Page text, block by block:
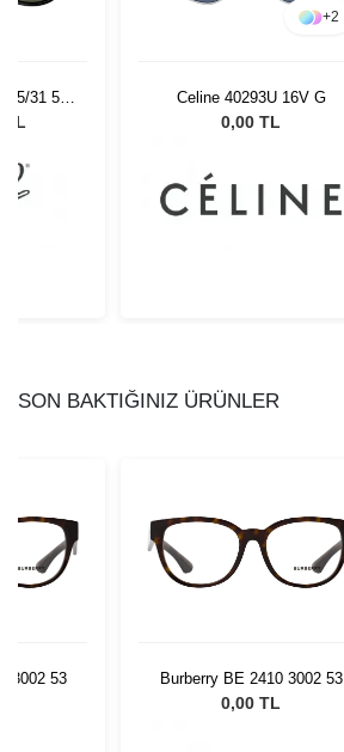
95/31 55
TL
+2
Celine 40293U 16V G
0,00 TL
SON BAKTIĞINIZ ÜRÜNLER
3002 53 Burberry BE 2410 3002 53
0,00 TL